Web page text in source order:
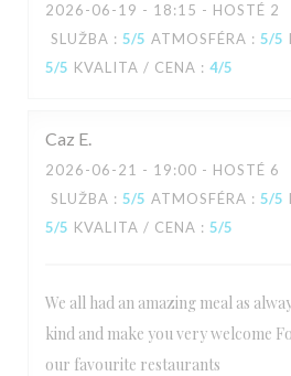
2026-06-19 - 18:15 - HOSTÉ 2
SLUŽBA : 5/5 ATMOSFÉRA : 5/5
5/5 KVALITA / CENA : 4/5
Caz E
2026-06-21 - 19:00 - HOSTÉ 6
SLUŽBA : 5/5 ATMOSFÉRA : 5/5
5/5 KVALITA / CENA : 5/5
We all had an amazing meal as
kind and make you very welcome
our favourite restaurants